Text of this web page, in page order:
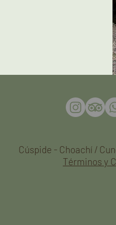
Cúspide - Choachí /
Términos y